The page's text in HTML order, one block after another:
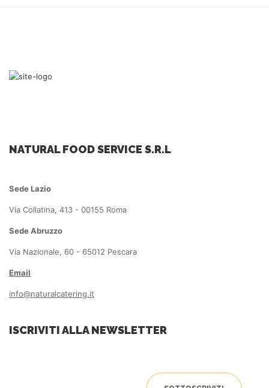
NATURAL FOOD SERVICE S.R.L
Sede Lazio
Via Collatina, 413 - 00155 Roma
Sede Abruzzo
Via Nazionale, 60 - 65012 Pescara
Email
info@naturalcatering.it
ISCRIVITI ALLA NEWSLETTER